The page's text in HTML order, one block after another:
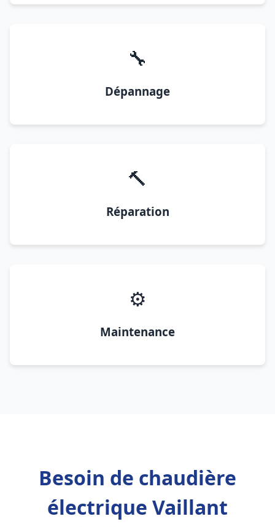
🔧
Dépannage
🔨
Réparation
⚙️
Maintenance
Besoin de chaudière
électrique Vaillant